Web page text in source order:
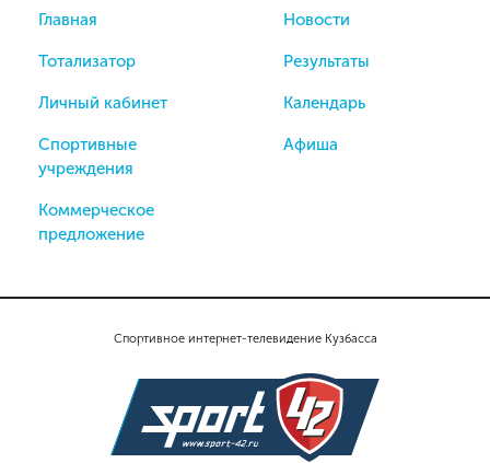
Спортивное интернет-телевидение Кузбасса
Главная
Тотализатор
Личный кабинет
Спортивные
учреждения
Коммерческое
предложение
Новости
Результаты
Календарь
Афиша